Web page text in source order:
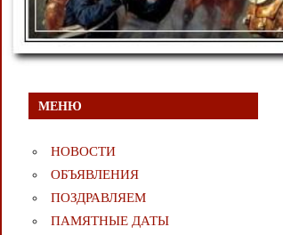
МЕНЮ
НОВОСТИ
ОБЪЯВЛЕНИЯ
ПОЗДРАВЛЯЕМ
ПАМЯТНЫЕ ДАТЫ